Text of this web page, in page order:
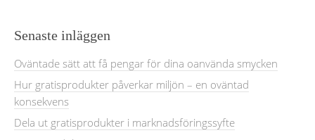
Senaste inläggen
Oväntade sätt att få pengar för dina oanvända smycken
Hur gratisprodukter påverkar miljön – en oväntad
konsekvens
Dela ut gratisprodukter i marknadsföringssyfte